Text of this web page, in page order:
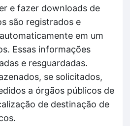
e fazer downloads de
são registrados e
em um
Essas informações
e resguardadas.
se solicitados,
a órgãos públicos de
de destinação de